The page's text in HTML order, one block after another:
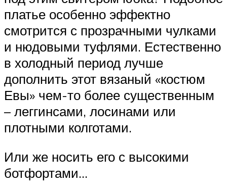
платье особенно эффектно
смотрится с прозрачными чулками
и нюдовыми туфлями. Естественно
в холодный период лучше
дополнить этот вязаный «костюм
Евы» чем-то более существенным
– леггинсами, лосинами или
плотными колготами.
Или же носить его с высокими
ботфортами…